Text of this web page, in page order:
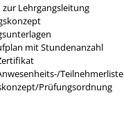
zur Lehrgangsleitung
mit Stundenanzahl
Teilnehmerliste
Prüfungsordnung